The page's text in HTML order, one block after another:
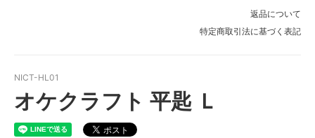
返品について
特定商取引法に基づく表記
NICT-HL01
オケクラフト 平匙 Ｌ